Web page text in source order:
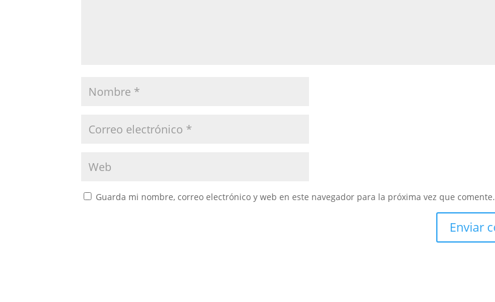
Guarda mi nombre, correo electrónico y web en este navegador para la próxima vez que comente.